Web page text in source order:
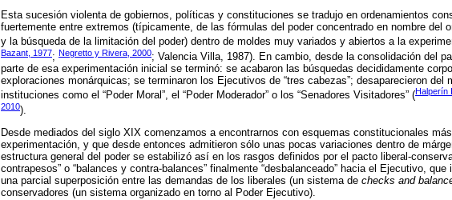
Esta sucesión violenta de gobiernos, políticas y constituciones se tradujo en ordenamientos
fuertemente entre extremos (típicamente, de las fórmulas del poder concentrado en nombre del
y la búsqueda de la limitación del poder) dentro de moldes muy variados y abiertos a la
Bazant, 1977; Negretto y Rivera, 2000; Valencia Villa, 1987). En cambio, desde la consolidación del
parte de esa experimentación inicial se terminó: se acabaron las búsquedas decididamente
exploraciones monárquicas; se terminaron los Ejecutivos de “tres cabezas”; desaparecieron del
instituciones como el “Poder Moral”, el “Poder Moderador” o los “Senadores Visitadores” (Halperín
2010).
Desde mediados del siglo XIX comenzamos a encontrarnos con esquemas constitucionales
experimentación, y que desde entonces admitieron sólo unas pocas variaciones dentro de
estructura general del poder se estabilizó así en los rasgos definidos por el pacto liberal-
contrapesos” o “balances y contra-balances” finalmente “desbalanceado” hacia el Ejecutivo,
una parcial superposición entre las demandas de los liberales (un sistema de checks and
conservadores (un sistema organizado en torno al Poder Ejecutivo).